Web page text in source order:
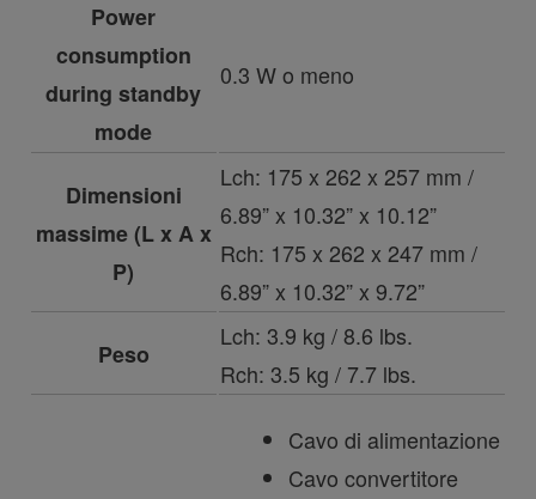
Power
consumption
during standby
mode
0.3 W o meno
Dimensioni
massime (L x A x
P)
Lch: 175 x 262 x 257 mm /
6.89” x 10.32” x 10.12”
Rch: 175 x 262 x 247 mm /
6.89” x 10.32” x 9.72”
Peso
Lch: 3.9 kg / 8.6 lbs.
Rch: 3.5 kg / 7.7 lbs.
Cavo di alimentazione
Cavo convertitore